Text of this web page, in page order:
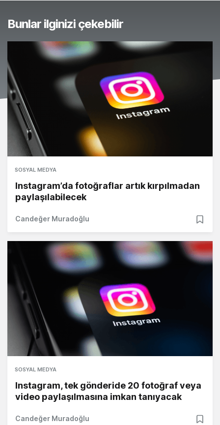
Bunlar ilginizi çekebilir
SOSYAL MEDYA
Instagram’da fotoğraflar artık kırpılmadan
paylaşılabilecek
Candeğer Muradoğlu
SOSYAL MEDYA
Instagram, tek gönderide 20 fotoğraf veya
video paylaşılmasına imkan tanıyacak
Candeğer Muradoğlu